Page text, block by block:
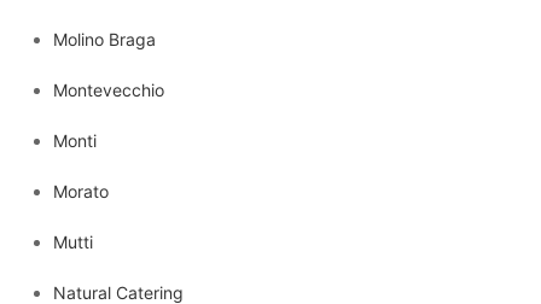
Molino Braga
Montevecchio
Monti
Morato
Mutti
Natural Catering